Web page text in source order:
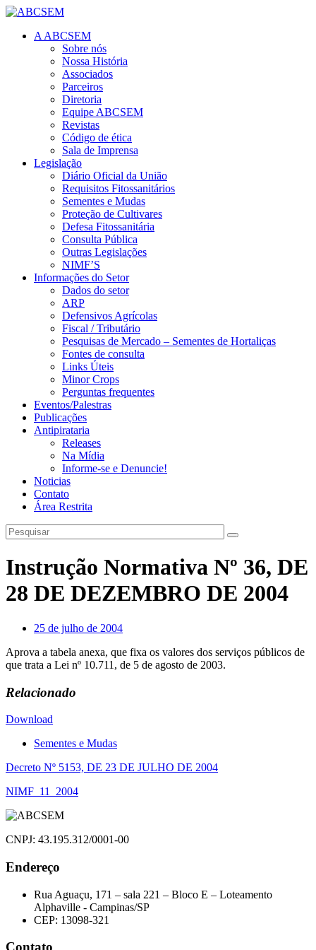
A ABCSEM
Sobre nós
Nossa História
Associados
Parceiros
Diretoria
Equipe ABCSEM
Revistas
Código de ética
Sala de Imprensa
Legislação
Diário Oficial da União
Requisitos Fitossanitários
Sementes e Mudas
Proteção de Cultivares
Defesa Fitossanitária
Consulta Pública
Outras Legislações
NIMF’S
Informações do Setor
Dados do setor
ARP
Defensivos Agrícolas
Fiscal / Tributário
Pesquisas de Mercado – Sementes de Hortaliças
Fontes de consulta
Links Úteis
Minor Crops
Perguntas frequentes
Eventos/Palestras
Publicações
Antipirataria
Releases
Na Mídia
Informe-se e Denuncie!
Noticias
Contato
Área Restrita
Instrução Normativa Nº 36, DE
28 DE DEZEMBRO DE 2004
25 de julho de 2004
Aprova a tabela anexa, que fixa os valores dos serviços públicos de
que trata a Lei nº 10.711, de 5 de agosto de 2003.
Relacionado
Download
Sementes e Mudas
Navegação
de
Post
Decreto Nº 5153, DE 23 DE JULHO DE 2004
NIMF_11_2004
CNPJ: 43.195.312/0001-00
Endereço
Rua Aguaçu, 171 – sala 221 – Bloco E – Loteamento
Alphaville - Campinas/SP
CEP: 13098-321